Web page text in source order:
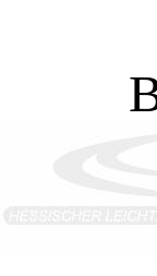
2404	Reheis,
1928	Giron,